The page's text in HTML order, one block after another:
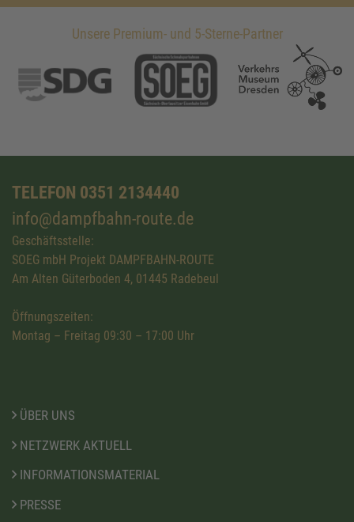
Unsere Premium- und 5-Sterne-Partner
TELEFON 0351 2134440
info@dampfbahn-route.de
Geschäftsstelle:
SOEG mbH Projekt DAMPFBAHN-ROUTE
Am Alten Güterboden 4, 01445 Radebeul
Öffnungszeiten:
Montag – Freitag 09:30 – 17:00 Uhr
ÜBER UNS
NETZWERK AKTUELL
INFORMATIONSMATERIAL
PRESSE